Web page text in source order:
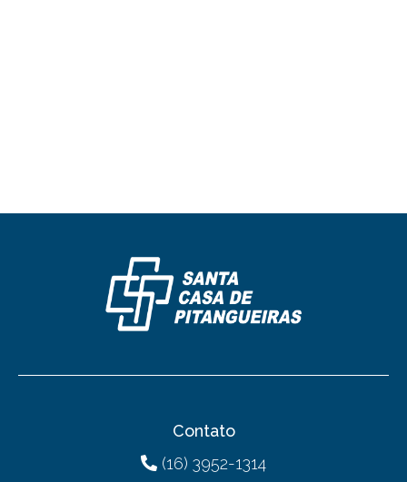
Contato
(16) 3952-1314